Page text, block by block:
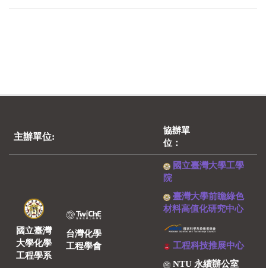
主辦單位:
協辦單
位：
國立臺灣
大學化學
工程學系
台灣化學
工程學會
國立臺灣大學工學
院
臺灣大學前瞻綠色
材料高值化研究中心
工程科技推展中心
NTU 永續辦公室